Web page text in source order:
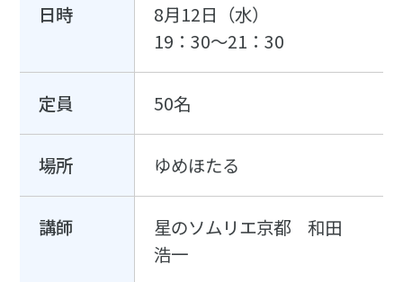
日時
8月12日（水）
19：30〜21：30
定員 50名
場所 ゆめほたる
講師
星のソムリエ京都 和田
浩一